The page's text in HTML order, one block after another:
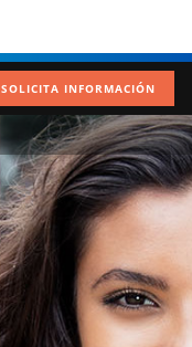
SOLICITA INFORMACIÓN